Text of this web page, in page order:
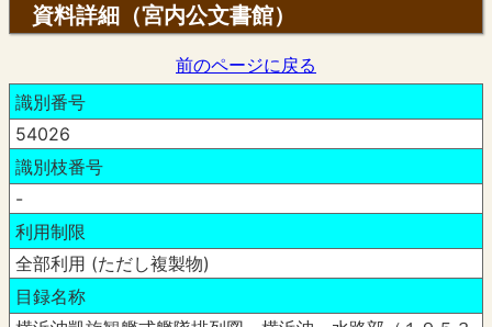
資料詳細（宮内公文書館）
前のページに戻る
識別番号
54026
識別枝番号
-
利用制限
全部利用 (ただし複製物)
目録名称